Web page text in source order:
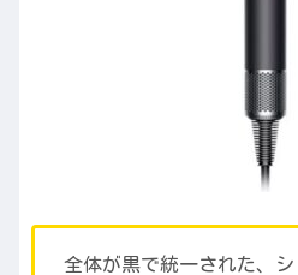
全体が黒で統一された、